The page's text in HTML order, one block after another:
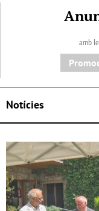
amb
Notícies